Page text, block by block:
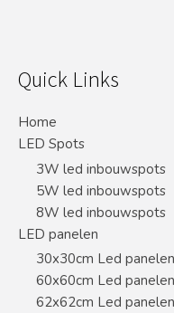
Quick Links
Home
LED Spots
3W led inbouwspots
5W led inbouwspots
8W led inbouwspots
LED panelen
30x30cm Led panelen
60x60cm Led panelen
62x62cm Led panelen